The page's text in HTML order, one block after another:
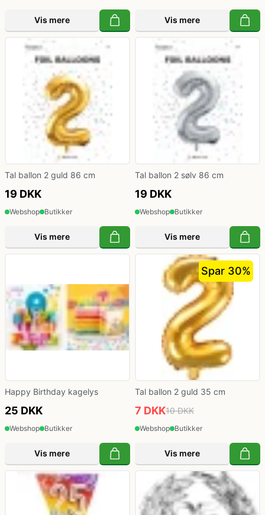
Hippie tøj
Klovne kostume
Kostume-tilbehør (andet)
Matros, kaptajn og pilot kostume
Nonne, præste, munke kostumer
Pirat kostume
Politi kostume, fange kostume og militær
Strømper og handsker
Superhelte kostume
Tyroler kostume
Vinger til kostume
Vis mere Vis mere
Tal ballon 2 guld 86 cm
19 DKK
Webshop Butikker
Vis mere
Tal ballon 2 sølv 86 cm
19 DKK
Webshop Butikker
Vis mere
Happy Birthday kagelys
25 DKK
Webshop Butikker
Vis mere
Spar 30%
Tal ballon 2 guld 35 cm
7 DKK10 DKK
Webshop Butikker
Vis mere